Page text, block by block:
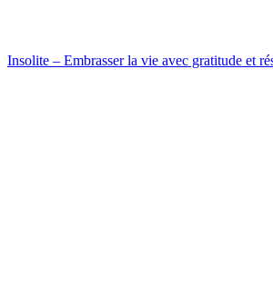
Insolite – Embrasser la vie avec gratitude et